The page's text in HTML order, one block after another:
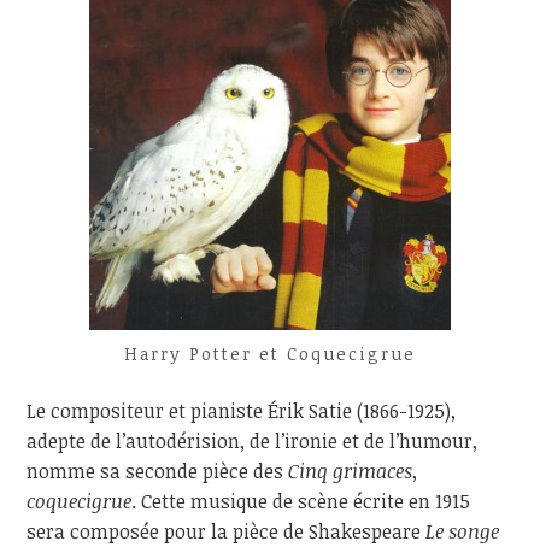
Harry Potter et Coquecigrue
Le compositeur et pianiste Érik Satie (1866-1925),
adepte de l’autodérision, de l’ironie et de l’humour,
nomme sa seconde pièce desCinq grimaces,
coquecigrue. Cette musique de scène écrite en 1915
sera composée pour la pièce de ShakespeareLe songe